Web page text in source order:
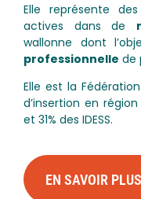
Elle représente
actives dans de
wallonne dont
professionnelle de
Elle est la
d’insertion en
et 31% des IDESS.
EN SAVOIR PLUS